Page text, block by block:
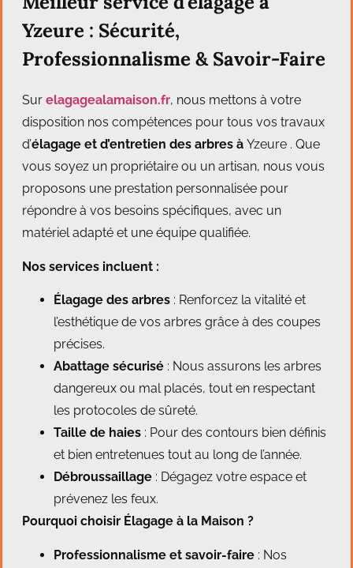
Yzeure : Sécurité,
Professionnalisme & Savoir-Faire
Sur elagagealamaison.fr, nous mettons à votre
disposition nos compétences pour tous vos travaux
d’élagage et d’entretien des arbres à Yzeure . Que
vous soyez un propriétaire ou un artisan, nous vous
proposons une prestation personnalisée pour
répondre à vos besoins spécifiques, avec un
matériel adapté et une équipe qualifiée.
Nos services incluent :
Élagage des arbres : Renforcez la vitalité et
l’esthétique de vos arbres grâce à des coupes
précises.
Abattage sécurisé : Nous assurons les arbres
dangereux ou mal placés, tout en respectant
les protocoles de sûreté.
Taille de haies : Pour des contours bien définis
et bien entretenues tout au long de l’année.
Débroussaillage : Dégagez votre espace et
prévenez les feux.
Pourquoi choisir Élagage à la Maison ?
Professionnalisme et savoir-faire : Nos